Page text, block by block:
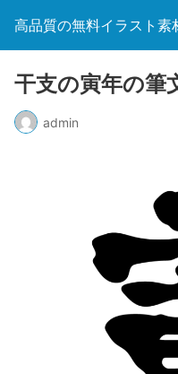
高品質の無料イラスト素
干支の寅年の筆
admin